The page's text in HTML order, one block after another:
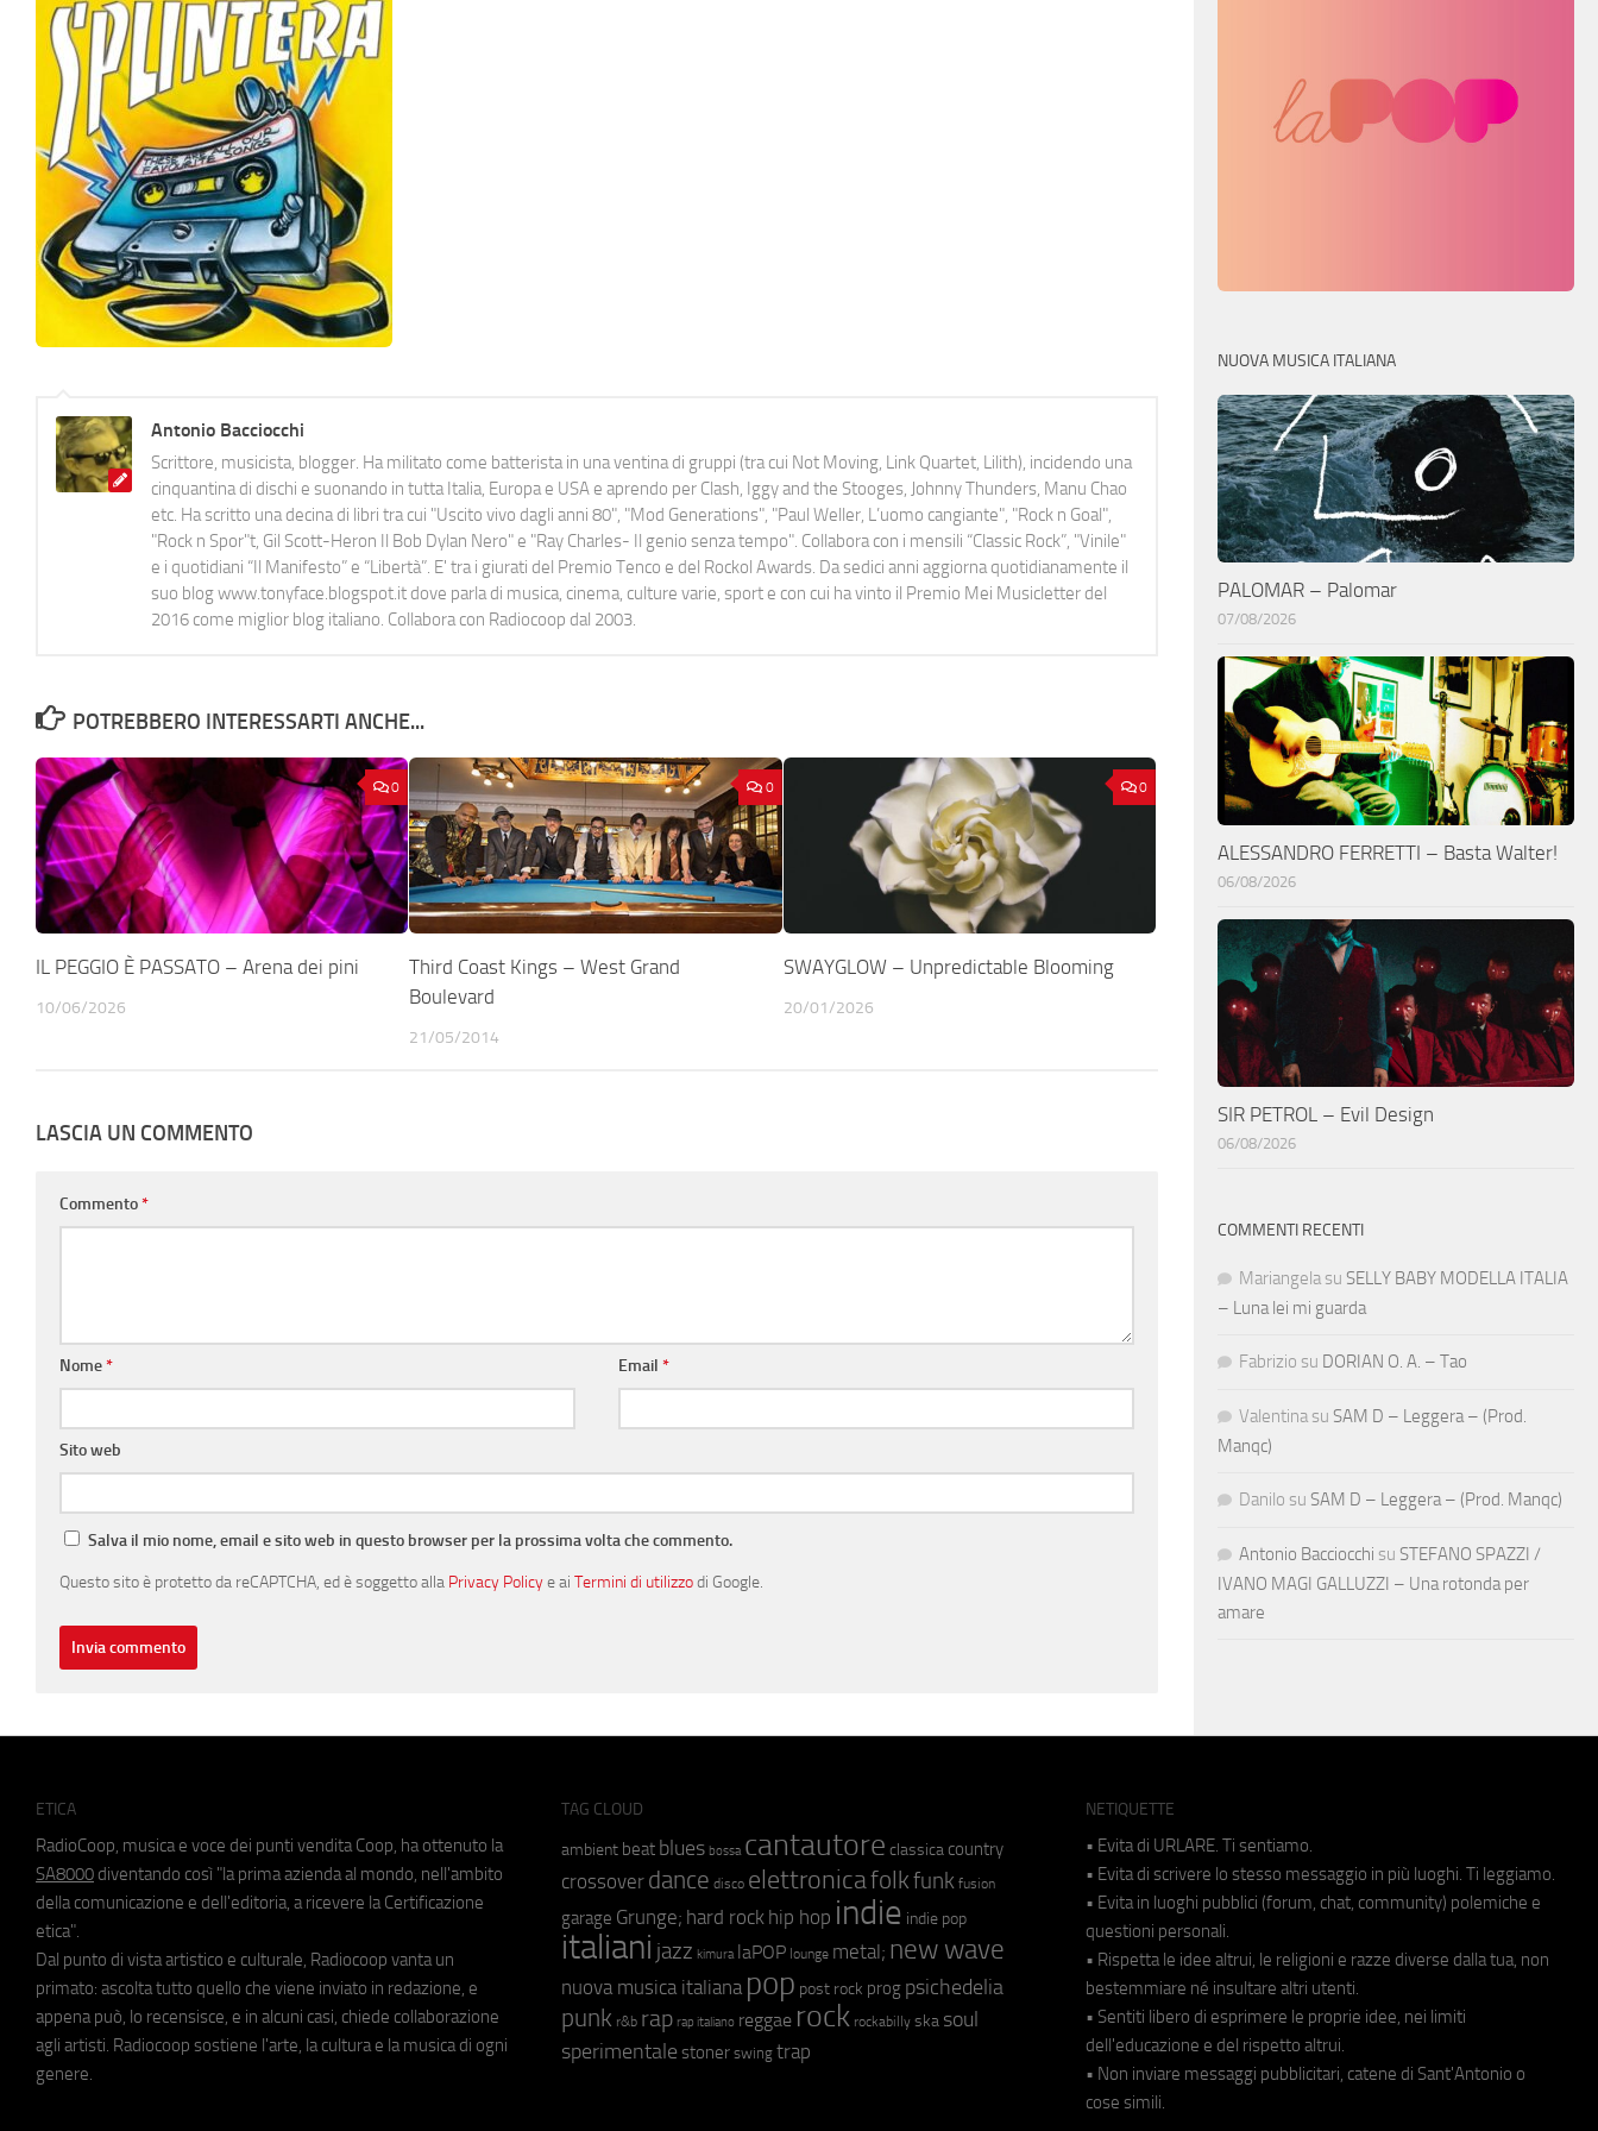
Antonio Bacciocchi
Scrittore, musicista, blogger. Ha militato come batterista in una ventina di gruppi (tra cui Not Moving, Link Quartet, Lilith), incidendo una
cinquantina di dischi e suonando in tutta Italia, Europa e USA e aprendo per Clash, Iggy and the Stooges, Johnny Thunders, Manu Chao
etc. Ha scritto una decina di libri tra cui "Uscito vivo dagli anni 80", "Mod Generations", "Paul Weller, L’uomo cangiante", "Rock n Goal",
"Rock n Spor"t, Gil Scott-Heron Il Bob Dylan Nero" e "Ray Charles- Il genio senza tempo". Collabora con i mensili “Classic Rock”, "Vinile"
e i quotidiani “Il Manifesto” e “Libertà”. E' tra i giurati del Premio Tenco e del Rockol Awards. Da sedici anni aggiorna quotidianamente il
suo blog www.tonyface.blogspot.it dove parla di musica, cinema, culture varie, sport e con cui ha vinto il Premio Mei Musicletter del
2016 come miglior blog italiano. Collabora con Radiocoop dal 2003.
POTREBBERO INTERESSARTI ANCHE...
0
IL PEGGIO È PASSATO – Arena dei pini
10/06/2026
0
Third Coast Kings – West Grand
Boulevard
21/05/2014
0
SWAYGLOW – Unpredictable Blooming
20/01/2026
LASCIA UN COMMENTO
Commento*
Nome* Email*
Sito web
Salva il mio nome, email e sito web in questo browser per la prossima volta che commento.
Questo sito è protetto da reCAPTCHA, ed è soggetto alla Privacy Policye ai Termini di utilizzodi Google.
NUOVA MUSICA ITALIANA
PALOMAR – Palomar
07/08/2026
ALESSANDRO FERRETTI – Basta Walter!
06/08/2026
SIR PETROL – Evil Design
06/08/2026
COMMENTI RECENTI
Mariangela su SELLY BABY MODELLA ITALIA
– Luna lei mi guarda
Fabrizio su DORIAN O. A. – Tao
Valentina su SAM D – Leggera – (Prod.
Manqc)
Danilo su SAM D – Leggera – (Prod. Manqc)
Antonio Bacciocchi su STEFANO SPAZZI /
IVANO MAGI GALLUZZI – Una rotonda per
amare
ETICA
RadioCoop, musica e voce dei punti vendita Coop, ha ottenuto la
SA8000 diventando così "la prima azienda al mondo, nell'ambito
della comunicazione e dell'editoria, a ricevere la Certificazione
etica".
Dal punto di vista artistico e culturale, Radiocoop vanta un
primato: ascolta tutto quello che viene inviato in redazione, e
appena può, lo recensisce, e in alcuni casi, chiede collaborazione
agli artisti. Radiocoop sostiene l'arte, la cultura e la musica di ogni
genere.
TAG CLOUD
ambient beat blues bossa cantautore classica country
crossover dance disco elettronicafolkfunk fusion
garage Grunge; hard rock hip hop indie indie pop
italiani jazz kimura laPOP lounge metal; new wave
nuova musica italiana pop post rock prog psichedelia
punk r&b rap rap italiano reggae rock rockabilly ska soul
sperimentale stoner swing trap
NETIQUETTE
• Evita di URLARE. Ti sentiamo.
• Evita di scrivere lo stesso messaggio in più luoghi. Ti leggiamo.
• Evita in luoghi pubblici (forum, chat, community) polemiche e
questioni personali.
• Rispetta le idee altrui, le religioni e razze diverse dalla tua, non
bestemmiare né insultare altri utenti.
• Sentiti libero di esprimere le proprie idee, nei limiti
dell'educazione e del rispetto altrui.
• Non inviare messaggi pubblicitari, catene di Sant'Antonio o
cose simili.